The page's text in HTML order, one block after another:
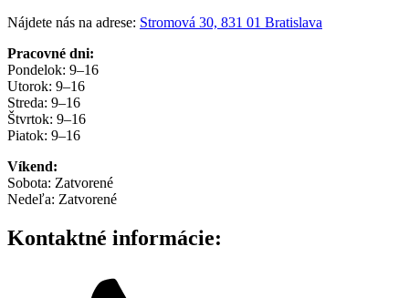
Nájdete nás na adrese: Stromová 30, 831 01 Bratislava
Pracovné dni:
Pondelok: 9–16
Utorok: 9–16
Streda: 9–16
Štvrtok: 9–16
Piatok: 9–16
Víkend:
Sobota: Zatvorené
Nedeľa: Zatvorené
Kontaktné informácie: